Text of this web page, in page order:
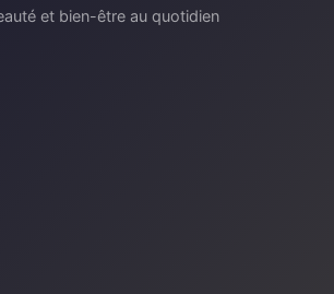
et bien-être au quotidien